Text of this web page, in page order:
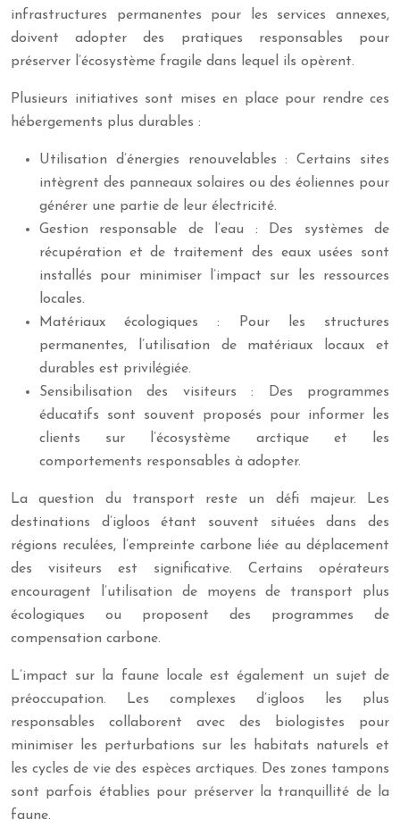
infrastructures permanentes pour les services annexes,
doivent adopter des pratiques responsables pour
préserver l’écosystème fragile dans lequel ils opèrent.
Plusieurs initiatives sont mises en place pour rendre ces
hébergements plus durables :
Utilisation d’énergies renouvelables : Certains sites
intègrent des panneaux solaires ou des éoliennes pour
générer une partie de leur électricité.
Gestion responsable de l’eau : Des systèmes de
récupération et de traitement des eaux usées sont
installés pour minimiser l’impact sur les ressources
locales.
Matériaux écologiques : Pour les structures
permanentes, l’utilisation de matériaux locaux et
durables est privilégiée.
Sensibilisation des visiteurs : Des programmes
éducatifs sont souvent proposés pour informer les
clients sur l’écosystème arctique et les
comportements responsables à adopter.
La question du transport reste un défi majeur. Les
destinations d’igloos étant souvent situées dans des
régions reculées, l’empreinte carbone liée au déplacement
des visiteurs est significative. Certains opérateurs
encouragent l’utilisation de moyens de transport plus
écologiques ou proposent des programmes de
compensation carbone.
L’impact sur la faune locale est également un sujet de
préoccupation. Les complexes d’igloos les plus
responsables collaborent avec des biologistes pour
minimiser les perturbations sur les habitats naturels et
les cycles de vie des espèces arctiques. Des zones tampons
sont parfois établies pour préserver la tranquillité de la
faune.